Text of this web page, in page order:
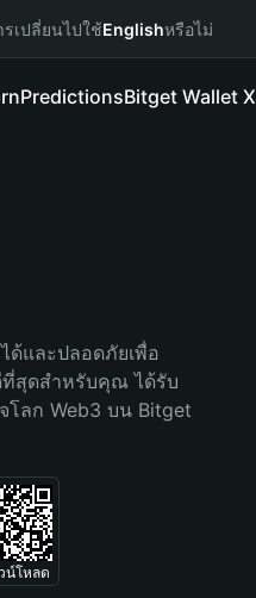
เปลี่ยนไปใช้Englishหรือไม่
PredictionsBitget Wallet X
ด้และปลอดภัยเพื่อ
ที่สุดสำหรับคุณ ได้รับ
โลก Web3 บน Bitget
น์โหลด